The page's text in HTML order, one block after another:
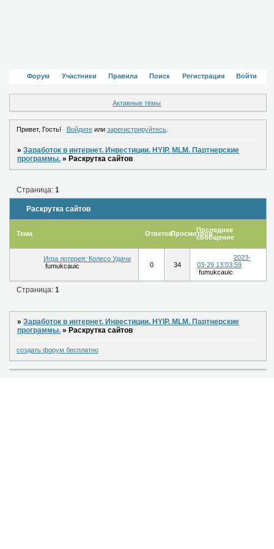
Форум Участники Правила Поиск Регистрация Войти
Активные темы
Привет, Гость! Войдитеили зарегистрируйтесь.
»Заработок в интернет. Инвестиции. HYIP. MLM. Партнерские
программы. » Раскрутка сайтов
Раскрутка сайтов
Страница:1
Тема ОтветовПросмотровПоследнее
сообщение
Игра лотерея: Колесо Удачи
fumukcauic
0 34
2023-
03-29 13:03:59
fumukcauic
Страница:1
»Заработок в интернет. Инвестиции. HYIP. MLM. Партнерские
программы. » Раскрутка сайтов
создать форум бесплатно